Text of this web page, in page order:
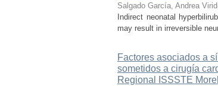
Salgado García, Andrea
Indirect neonatal
may result in irreversible
Factores asociados a
sometidos a cirugía
Regional ISSSTE